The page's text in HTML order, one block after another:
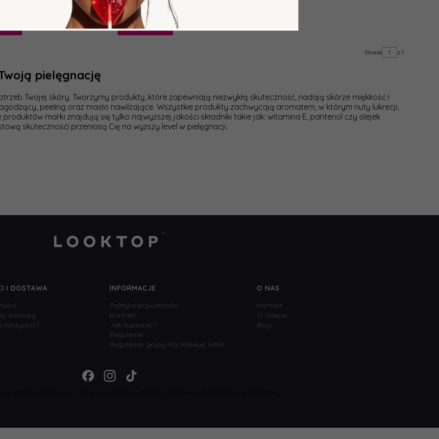
Do koszyka
Strona z 1
pielęgnację
Twojej skóry. Tworzymy produkty, które zapewniają niezwykłą skuteczność, nadają skórze miękkość i
peeling oraz masło nawilżające. Wszystkie produkty zachwycają aromatem, w którym nuty lukrecji,
produktów marki znajdują się tylko najwyższej jakości składniki takie jak: witamina E, pantenol czy olejek
skutecznośći przeniosą Cię na wyższy level w pielęgnacji.
I DOSTAWA
dostawy
korzystać?
INFORMACJE
Polityka prywatności
Kontakt
Jak kupować?
Regulamin
Regulamin grupy Pro Makeup Artist
O NAS
Kontakt
O Sklepie
Blog